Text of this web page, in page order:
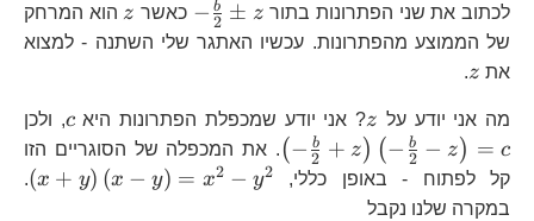
{2}
לכתוב את שני הפתרונות בתור
-
\frac{b}
− 2
b ± z כאשר z
z הוא המרחק
של הממוצע מהפתרונות. עכשיו האתגר שלי השתנה - למצוא
את z
.
מה אני יודע על z z? אני יודע שמכפלת הפתרונות היא c
c, ולכן
(− 2
b + z) (− 2
b − z) = c
. את המכפלה של הסוגריים הזו
קל לפתוח - באופן כללי,
(x + y) (x − y) = x2 − y2
.
במקרה שלנו נקבל